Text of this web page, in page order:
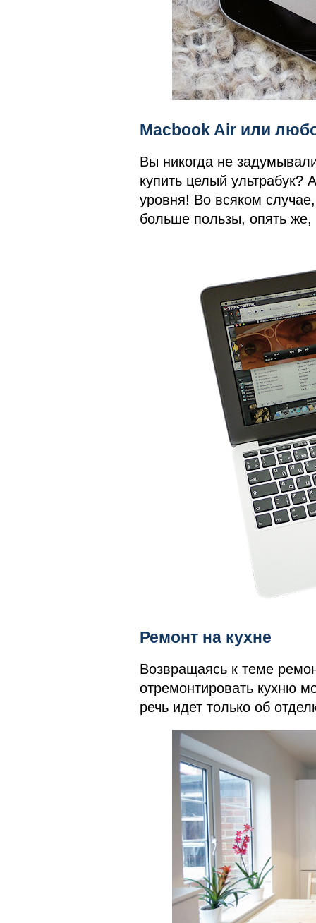
Macbook Air или
Вы никогда не
купить целый ультрабук?
уровня! Во всяком
больше пользы, опять же,
Ремонт на кухне
Возвращаясь к теме
отремонтировать кухню
речь идет только об